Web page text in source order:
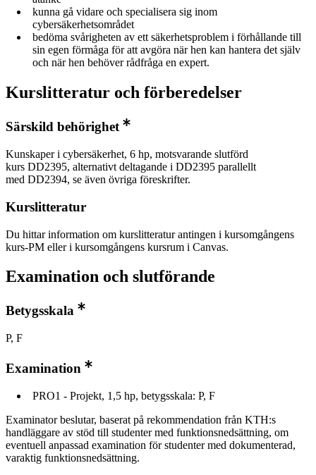
kunna gå vidare och specialisera sig inom
cybersäkerhetsområdet
bedöma svårigheten av ett säkerhetsproblem i förhållande till
sin egen förmåga för att avgöra när hen kan hantera det själv
och när hen behöver rådfråga en expert.
Kurslitteratur och förberedelser
Särskild behörighet
Kunskaper i cybersäkerhet, 6 hp, motsvarande slutförd
kurs DD2395, alternativt deltagande i DD2395 parallellt
med DD2394, se även övriga föreskrifter.
Kurslitteratur
Du hittar information om kurslitteratur antingen i kursomgångens
kurs-PM eller i kursomgångens kursrum i Canvas.
Examination och slutförande
Betygsskala
P, F
Examination
PRO1 - Projekt, 1,5 hp, betygsskala: P, F
Examinator beslutar, baserat på rekommendation från KTH:s
handläggare av stöd till studenter med funktionsnedsättning, om
eventuell anpassad examination för studenter med dokumenterad,
varaktig funktionsnedsättning.